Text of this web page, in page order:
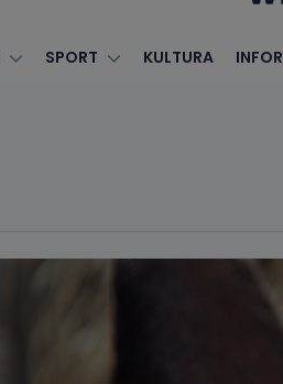
SPORT KULTURA